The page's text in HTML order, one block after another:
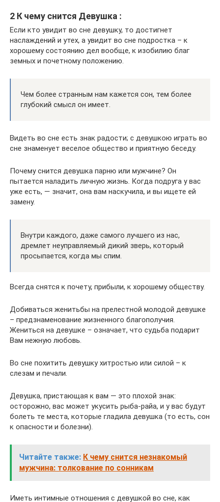
2 К чему снится Девушка :
Если кто увидит во сне девушку, то достигнет
наслаждений и утех, а увидит во сне подростка – к
хорошему состоянию дел вообще, к изобилию благ
земных и почетному положению.
Чем более странным нам кажется сон, тем более
глубокий смысл он имеет.
Видеть во сне есть знак радости; с девушкою играть во
сне знаменует веселое общество и приятную беседу.
Почему снится девушка парню или мужчине? Он
пытается наладить личную жизнь. Когда подруга у вас
уже есть, — значит, она вам наскучила, и вы ищете ей
замену.
Внутри каждого, даже самого лучшего из нас,
дремлет неуправляемый дикий зверь, который
просыпается, когда мы спим.
Всегда снятся к почету, прибыли, к хорошему обществу.
Добиваться женитьбы на прелестной молодой девушке
– предзнаменование жизненного благополучия.
Жениться на девушке – означает, что судьба подарит
Вам нежную любовь.
Во сне похитить девушку хитростью или силой – к
слезам и печали.
Девушка, пристающая к вам — это плохой знак:
осторожно, вас может укусить рыба-райа, и у вас будут
болеть те места, которые гладила девушка (то есть, сон
к опасности и болезни).
Читайте также: К чему снится незнакомый
мужчина: толкование по сонникам
Иметь интимные отношения с девушкой во сне, как